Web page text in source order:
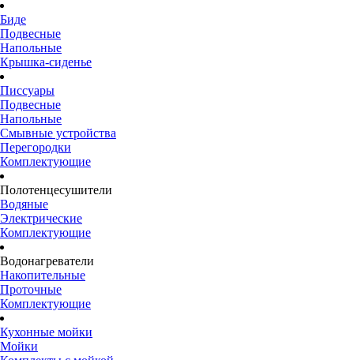
Биде
Подвесные
Напольные
Крышка-сиденье
Писсуары
Подвесные
Напольные
Смывные устройства
Перегородки
Комплектующие
Полотенцесушители
Водяные
Электрические
Комплектующие
Водонагреватели
Накопительные
Проточные
Комплектующие
Кухонные мойки
Мойки